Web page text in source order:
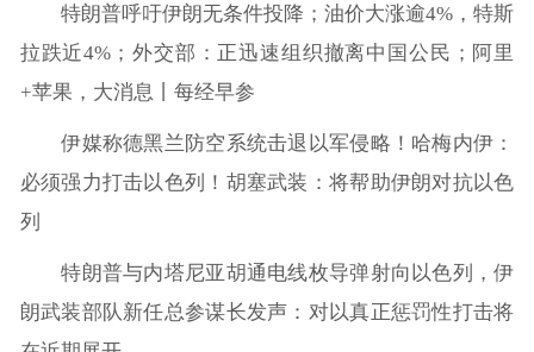
特朗普呼吁伊朗无条件投降；油价大涨逾4%，特斯
拉跌近4%；外交部：正迅速组织撤离中国公民；阿里
+苹果，大消息丨每经早参
伊媒称德黑兰防空系统击退以军侵略！哈梅内伊：
必须强力打击以色列！胡塞武装：将帮助伊朗对抗以色
列
特朗普与内塔尼亚胡通电线枚导弹射向以色列，伊
朗武装部队新任总参谋长发声：对以真正惩罚性打击将